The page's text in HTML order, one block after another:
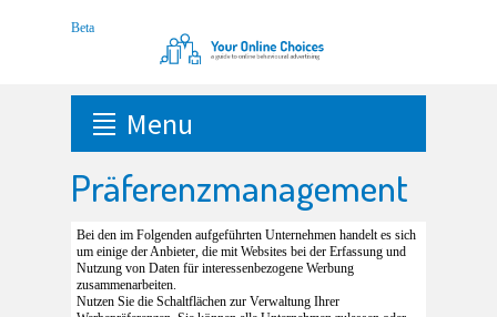
Menu
Präferenzmanagement
Bei den im Folgenden aufgeführten Unternehmen handelt es sich
um einige der Anbieter, die mit Websites bei der Erfassung und
Nutzung von Daten für interessenbezogene Werbung
zusammenarbeiten.
Nutzen Sie die Schaltflächen zur Verwaltung Ihrer